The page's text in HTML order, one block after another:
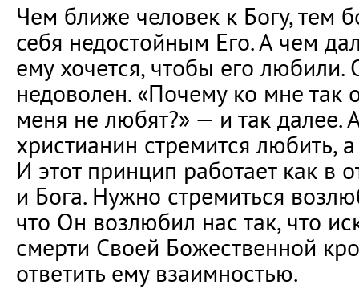
Чем ближе человек к Богу, тем
себя недостойным Его. А чем
ему хочется, чтобы его любили.
недоволен. «Почему ко мне так
меня не любят?» — и так далее.
христианин стремится любить,
И этот принцип работает как в
и Бога. Нужно стремиться
что Он возлюбил нас так, что
смерти Своей Божественной
ответить ему взаимностью.